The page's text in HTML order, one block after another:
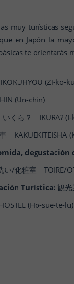
muy turísticas
en Japón la
te orientarás
(Zi-ko-
(Un-chin)
いくら？ IKURA? (I-
KAKUEKITEISHA
degustación
い/化粧室 TOIRE/
Turística:観
(Ho-sue-te-lu)